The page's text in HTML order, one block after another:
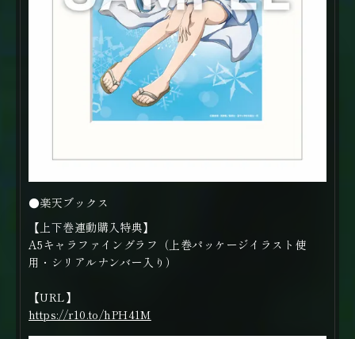
●楽天ブックス
【上下巻連動購入特典】
A5キャラファイングラフ（上巻パッケージイラスト使
用・シリアルナンバー入り）
【URL】
https://r10.to/hPH41M